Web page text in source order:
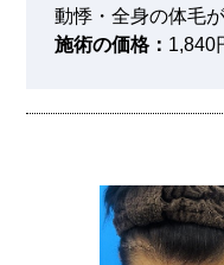
動悸・全身の体毛
施術の価格： 1,840